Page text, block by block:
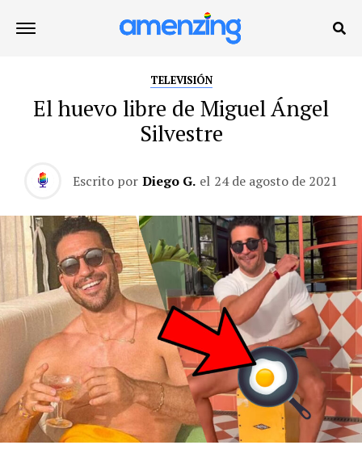
TELEVISIÓN
El huevo libre de Miguel Ángel
Silvestre
Escrito por Diego G. el 24 de agosto de 2021